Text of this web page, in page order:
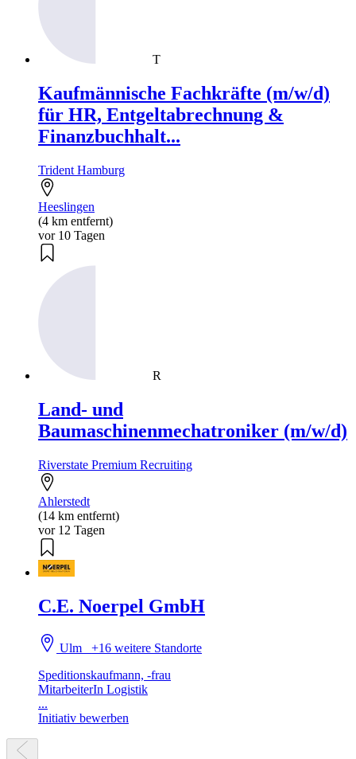
T
Kaufmännische Fachkräfte (m/w/d)
für HR, Entgeltabrechnung &
Finanzbuchhalt...
Trident Hamburg
Heeslingen
(4 km entfernt)
vor 10 Tagen
R
Land- und
Baumaschinenmechatroniker (m/w/d)
Riverstate Premium Recruiting
Ahlerstedt
(14 km entfernt)
vor 12 Tagen
C.E. Noerpel GmbH
Ulm+16 weitere Standorte
Speditionskaufmann, -frau
MitarbeiterIn Logistik
...
Initiativ bewerben